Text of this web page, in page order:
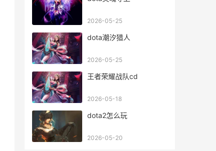
2026-05-25
dota潮汐猎人
2026-05-25
王者荣耀战队cd
2026-05-18
dota2怎么玩
2026-05-20